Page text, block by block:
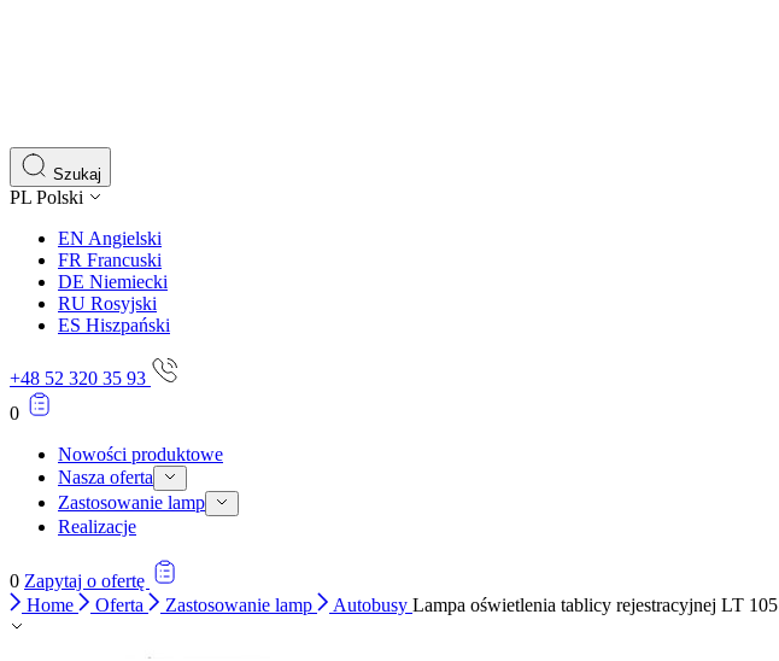
Szukaj
PL Polski
EN Angielski
FR Francuski
DE Niemiecki
RU Rosyjski
ES Hiszpański
+48 52 320 35 93
0
Nowości produktowe
Nasza oferta
Zastosowanie lamp
Realizacje
0 Zapytaj o ofertę
Home
Oferta Zastosowanie lamp Autobusy Lampa oświetlenia tablicy rejestracyjnej LT 105